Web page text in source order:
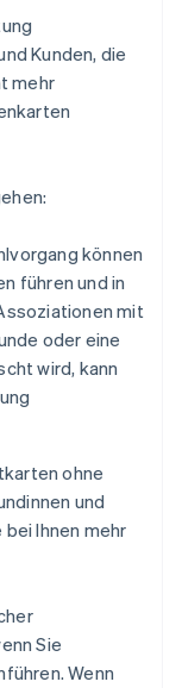
Kunden, die
mehr
können
führen und in
mit
oder eine
wird, kann
ohne
und
Ihnen mehr
Sie
Wenn